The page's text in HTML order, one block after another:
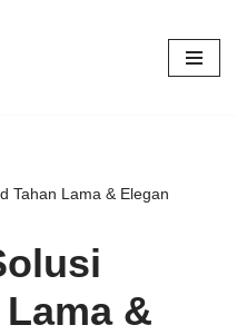
Tahan Lama & Elegan
&